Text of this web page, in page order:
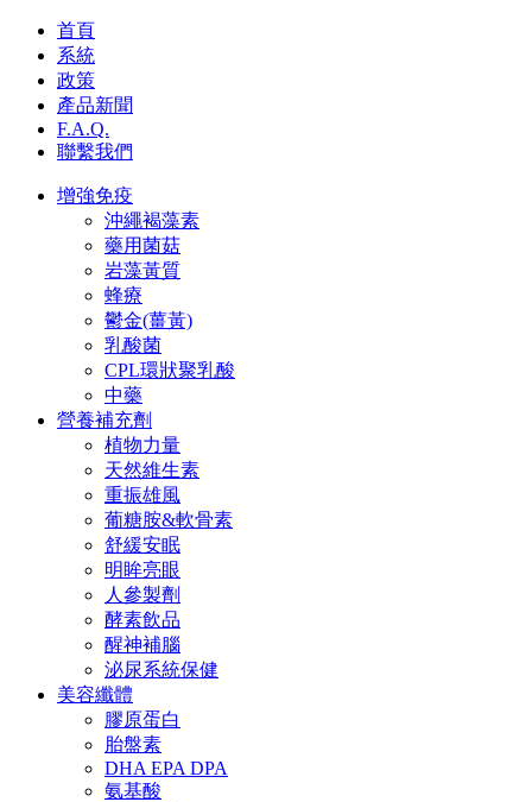
首頁
系統
政策
產品新聞
F.A.Q.
聯繫我們
增強免疫
沖繩褐藻素
藥用菌菇
岩藻黃質
蜂療
鬱金(薑黃)
乳酸菌
CPL環狀聚乳酸
中藥
營養補充劑
植物力量
天然維生素
重振雄風
葡糖胺&軟骨素
舒緩安眠
明眸亮眼
人參製劑
酵素飲品
醒神補腦
泌尿系統保健
美容纖體
膠原蛋白
胎盤素
DHA EPA DPA
氨基酸